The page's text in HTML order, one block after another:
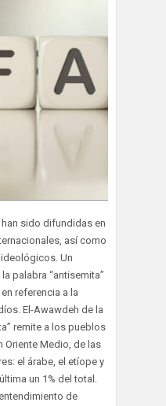
sido difundidas en
así como
Un
palabra “antisemita”
referencia a la
El-Awawdeh de la
remite a los pueblos
Oriente Medio, de las
el árabe, el etíope y
un 1% del total.
de